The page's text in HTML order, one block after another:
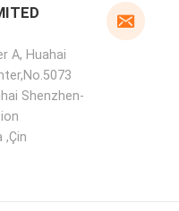
A, Huahai
Shenzhen-
,Çin